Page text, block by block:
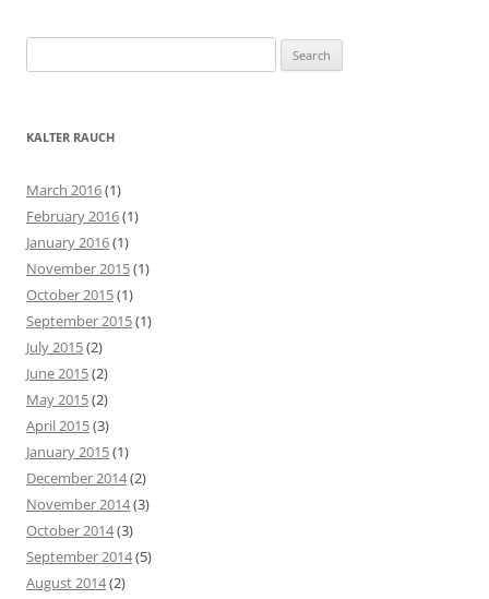
e
r
h
f
o
r
:
KALTER RAUCH
March 2016(1)
February 2016(1)
January 2016(1)
November 2015(1)
October 2015(1)
September 2015(1)
July 2015(2)
June 2015(2)
May 2015(2)
April 2015(3)
January 2015(1)
December 2014(2)
November 2014(3)
October 2014(3)
September 2014(5)
August 2014(2)